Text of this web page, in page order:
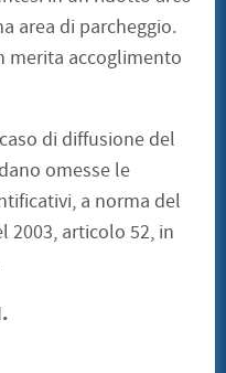
area di parcheggio.
merita accoglimento
di diffusione del
omesse le
a norma del
2003, articolo 52, in